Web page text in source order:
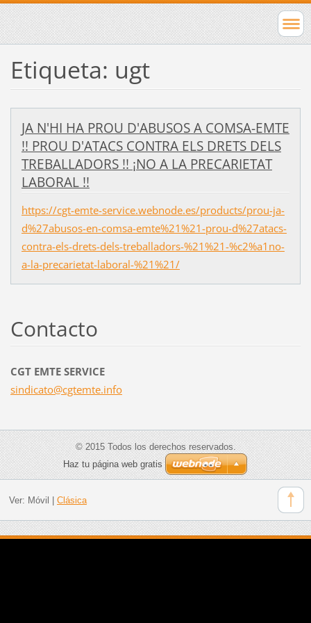
Etiqueta: ugt
JA N'HI HA PROU D'ABUSOS A COMSA-EMTE
!! PROU D'ATACS CONTRA ELS DRETS DELS
TREBALLADORS !! ¡NO A LA PRECARIETAT
LABORAL !!
https://cgt-emte-service.webnode.es/products/prou-ja-
d%27abusos-en-comsa-emte%21%21-prou-d%27atacs-
contra-els-drets-dels-treballadors-%21%21-%c2%a1no-
a-la-precarietat-laboral-%21%21/
Contacto
CGT EMTE SERVICE
sindicato@cgtemte.info
© 2015 Todos los derechos reservados.
Haz tu página web gratis
Ver: Móvil Clásica